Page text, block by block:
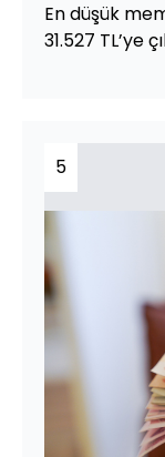
En düşük
31.527 TL’ye
5